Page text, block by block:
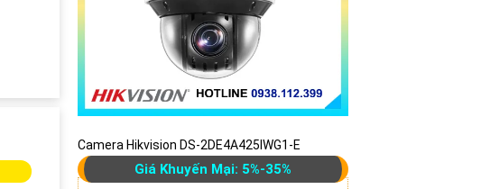
Camera Hikvision DS-2DE4A425IWG1-E
Giá Khuyến Mại: 5%-35%